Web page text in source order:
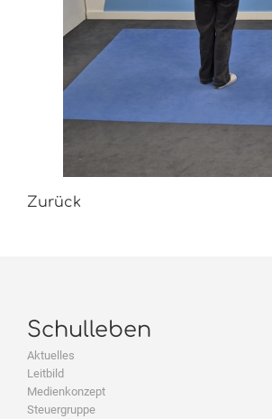
Zurück
Schulleben
Aktuelles
Leitbild
Medienkonzept
Steuergruppe